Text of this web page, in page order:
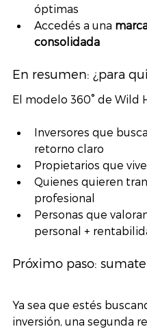
óptimas
Accedés a una
consolidada
En resumen: ¿para
El modelo 360° de Wild
Inversores que
retorno claro
Propietarios que
Quienes quieren
profesional
Personas que
personal +
Próximo paso:
Ya sea que estés
inversión, una segunda